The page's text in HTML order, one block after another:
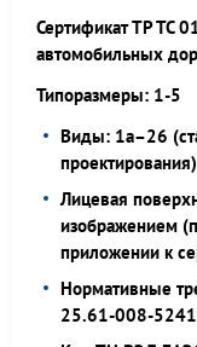
Сертификат ТР ТС
автомобильных
Типоразмеры: 1-5
Виды: 1а–26
проектирования)
Лицевая
изображением
приложении к
Нормативные
25.61-008-